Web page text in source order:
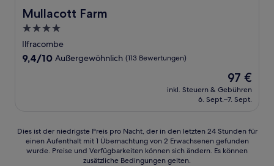
Mullacott Farm
Mullacott Farm
4.0-
Sterne-
Unterkunft
Ilfracombe
9.4
9,4/10 Außergewöhnlich (113 Bewertungen)
Der
Preis
beträgt
97 €
inkl. Steuern & Gebühren
6. Sept.–7. Sept.
Dies
der
Dies ist der niedrigste Preis pro Nacht, der in den letzten 24 Stunden für
einen Aufenthalt mit 1 Übernachtung von 2 Erwachsenen gefunden
wurde. Preise und Verfügbarkeiten können sich ändern. Es können
zusätzliche Bedingungen gelten.